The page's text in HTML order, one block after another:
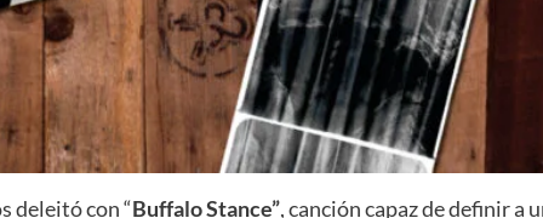
deleitó con “Buffalo Stance”, canción capaz de definir a